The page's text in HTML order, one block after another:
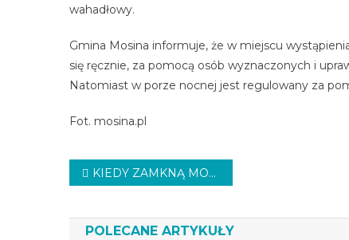
wahadłowy.
Gmina Mosina informuje, że w miejscu
się ręcznie, za pomocą osób wyznaczonych i
Natomiast w porze nocnej jest regulowany za
Fot. mosina.pl
Nawigacja
KIEDY ZAMKNĄ MOST?
POLECANE ARTYKUŁY